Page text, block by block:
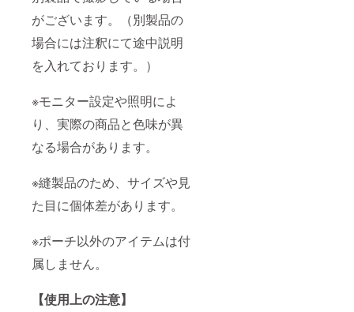
がございます。（別製品の
場合には注釈にて途中説明
を入れております。）
※モニター設定や照明によ
り、実際の商品と色味が異
なる場合があります。
※縫製品のため、サイズや見
た目に個体差があります。
※ポーチ以外のアイテムは付
属しません。
【使用上の注意】